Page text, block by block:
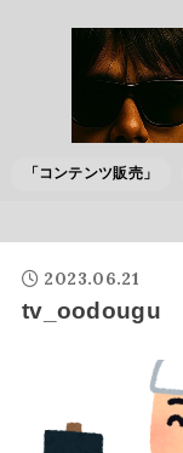
「コンテンツ販売」
2023.06.21
tv_oodougu